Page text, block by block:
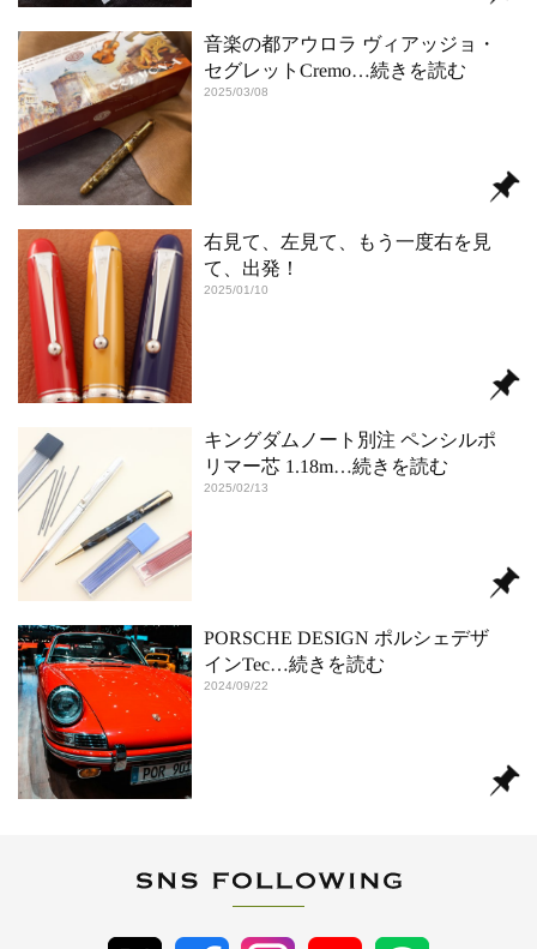
音楽の都アウロラ ヴィアッジョ・
セグレットCremo…続きを読む
2025/03/08
右見て、左見て、もう一度右を見
て、出発！
2025/01/10
キングダムノート別注 ペンシルポ
リマー芯 1.18m…続きを読む
2025/02/13
PORSCHE DESIGN ポルシェデザ
インTec…続きを読む
2024/09/22